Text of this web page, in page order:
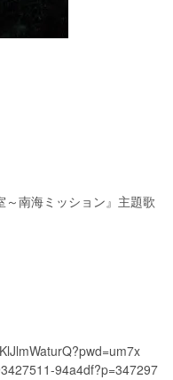
～南海ミッション』主題歌
94a4df?p=347297